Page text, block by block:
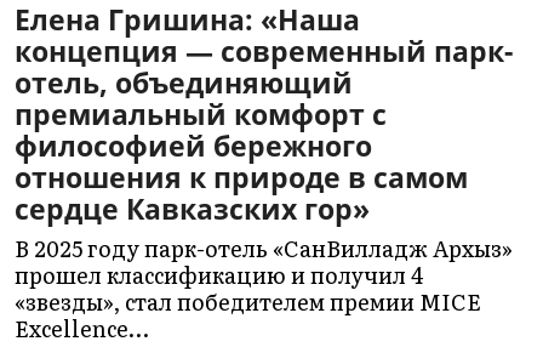
Елена Гришина: «Наша
концепция — современный парк-
отель, объединяющий
премиальный комфорт с
философией бережного
отношения к природе в самом
сердце Кавказских гор»
В 2025 году парк-отель «СанВилладж Архыз»
прошел классификацию и получил 4
«звезды», стал победителем премии MICE
Excellence…